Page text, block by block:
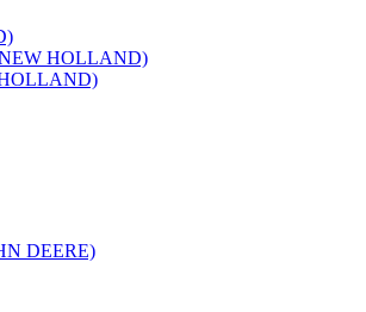
HOLLAND)
DEERE)